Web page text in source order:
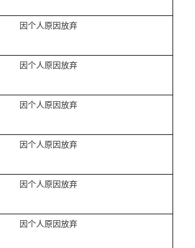
因个人原因放弃
因个人原因放弃
因个人原因放弃
因个人原因放弃
因个人原因放弃
因个人原因放弃